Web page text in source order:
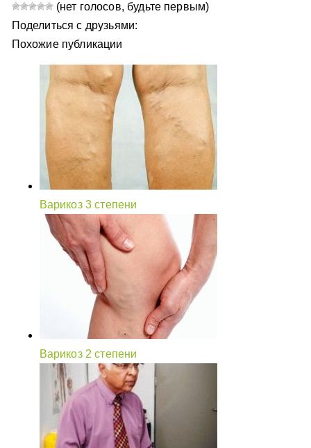
(нет голосов, будьте первым)
Поделиться с друзьями:
Похожие публикации
Варикоз 3 степени
Варикоз 2 степени